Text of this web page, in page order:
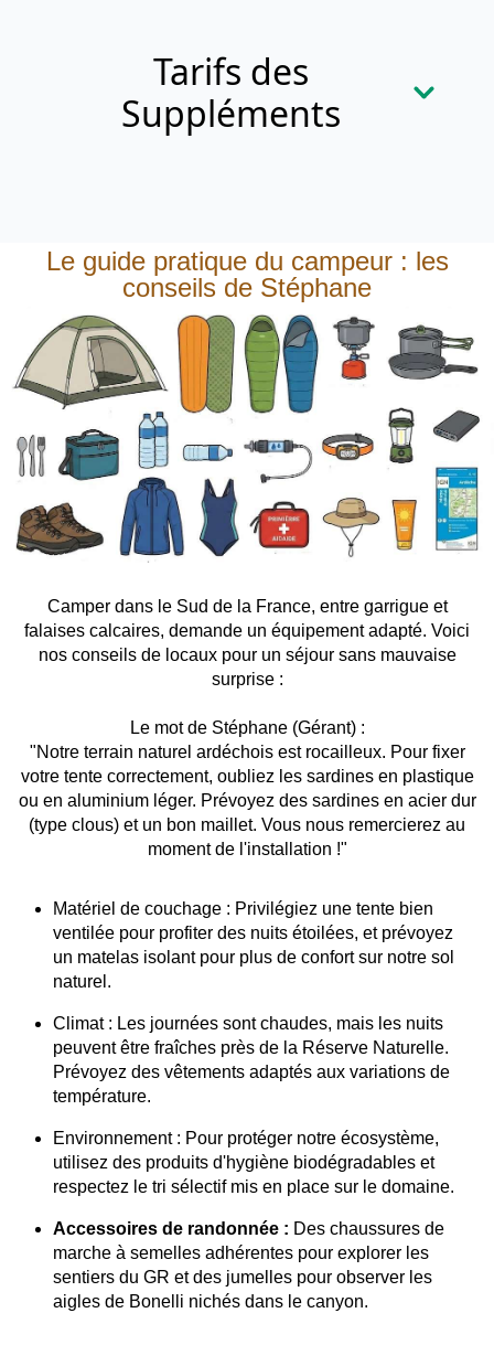
Tarifs des
Suppléments
Électricité
BRANCHEMENTS & FRIGO
4 ampères (920 W)
3,00 €/ nuit
6 ampères (1380 W)
10 ampères (2300 W)
7,00 €/ nuit
Réfrigérateur + 4 Amp.
10,00 € / nuit
Personnes & Matériel
6,50 € / nuit
Animaux domestiques
2,00 € / nuit
Visiteurs (+ de 2h)
Le guide pratique du campeur : les
conseils de Stéphane
Camper dans le Sud de la France, entre garrigue et
falaises calcaires, demande un équipement adapté. Voici
nos conseils de locaux pour un séjour sans mauvaise
surprise :
Le mot de Stéphane (Gérant) :
"Notre terrain naturel ardéchois est rocailleux. Pour fixer
votre tente correctement, oubliez les sardines en plastique
ou en aluminium léger. Prévoyez des sardines en acier dur
(type clous) et un bon maillet. Vous nous remercierez au
moment de l'installation !"
Matériel de couchage : Privilégiez une tente bien
ventilée pour profiter des nuits étoilées, et prévoyez
un matelas isolant pour plus de confort sur notre sol
naturel.
Climat : Les journées sont chaudes, mais les nuits
peuvent être fraîches près de la Réserve Naturelle.
Prévoyez des vêtements adaptés aux variations de
température.
Environnement : Pour protéger notre écosystème,
utilisez des produits d'hygiène biodégradables et
respectez le tri sélectif mis en place sur le domaine.
Accessoires de randonnée : Des chaussures de
marche à semelles adhérentes pour explorer les
sentiers du GR et des jumelles pour observer les
aigles de Bonelli nichés dans le canyon.